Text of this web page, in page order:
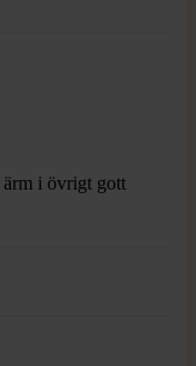
i övrigt gott